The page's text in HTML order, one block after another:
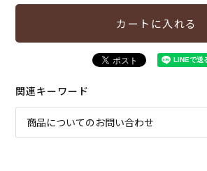
カートに入れる
関連キーワード
商品についてのお問い合わせ